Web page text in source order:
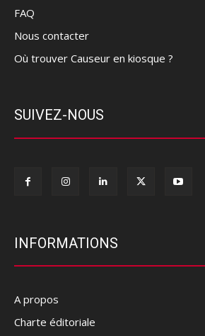
FAQ
Nous contacter
Où trouver Causeur en kiosque ?
SUIVEZ-NOUS
INFORMATIONS
A propos
Charte éditoriale